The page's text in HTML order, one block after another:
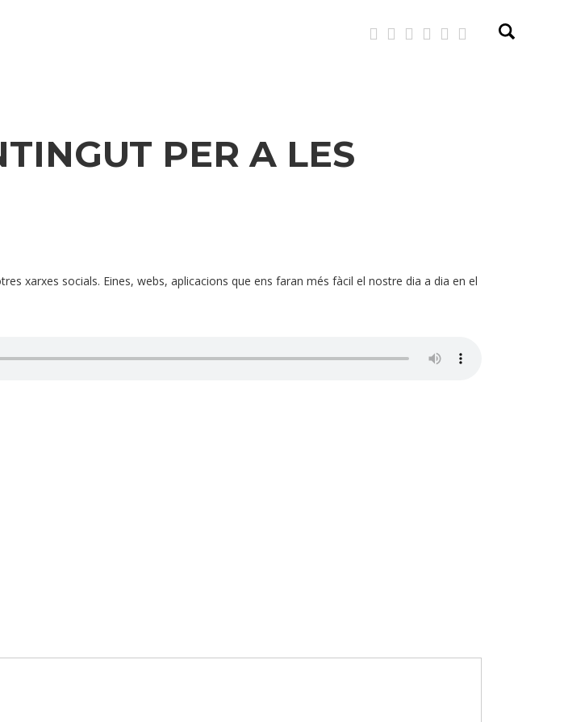
PER A LES
xarxes socials. Eines, webs, aplicacions que ens faran més fàcil el nostre dia a dia en el